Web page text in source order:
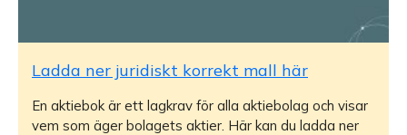
Ladda ner juridiskt korrekt mall här
En aktiebok är ett lagkrav för alla aktiebolag och visar
vem som äger bolagets aktier. Här kan du ladda ner